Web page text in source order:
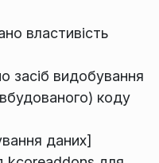
властивість
засіб видобування
коду
даних]